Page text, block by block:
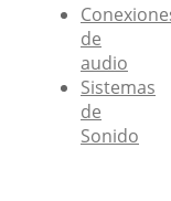
de
audio
Sistemas
de
Sonido